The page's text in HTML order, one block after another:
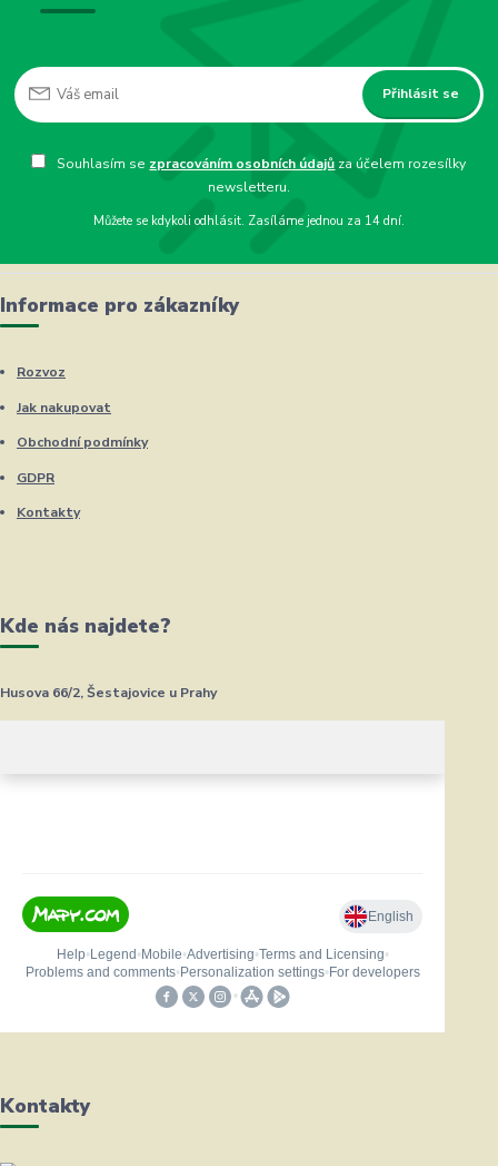
Přihlásit se
Souhlasím se zpracováním osobních údajů za účelem rozesílky
newsletteru.
Můžete se kdykoli odhlásit. Zasíláme jednou za 14 dní.
Informace pro zákazníky
Rozvoz
Jak nakupovat
Obchodní podmínky
GDPR
Kontakty
Kde nás najdete?
Husova 66/2, Šestajovice u Prahy
Kontakty